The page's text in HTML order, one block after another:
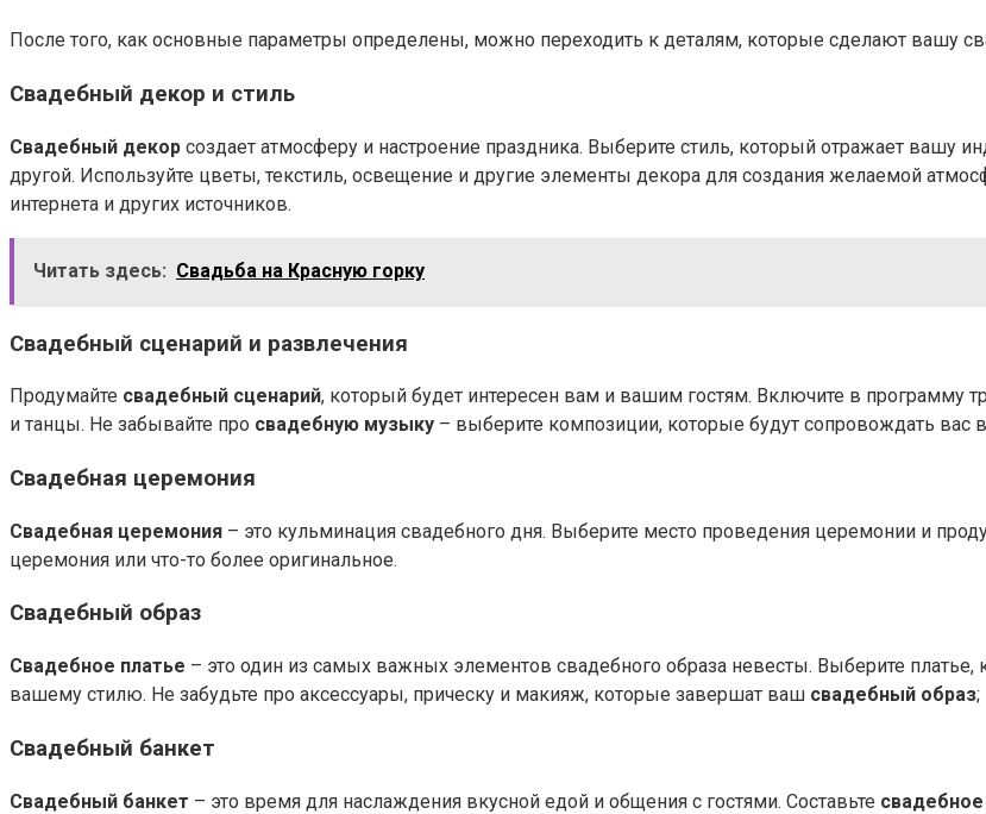
После того, как основные параметры определены, можно переходить к деталям, которые сделают вашу
Свадебный декор и стиль
Свадебный декор создает атмосферу и настроение праздника. Выберите стиль, который отражает вашу
другой. Используйте цветы, текстиль, освещение и другие элементы декора для создания желаемой
интернета и других источников.
Читать здесь: Свадьба на Красную горку
Свадебный сценарий и развлечения
Продумайте свадебный сценарий, который будет интересен вам и вашим гостям. Включите в программу
и танцы. Не забывайте про свадебную музыку – выберите композиции, которые будут сопровождать вас
Свадебная церемония
Свадебная церемония – это кульминация свадебного дня. Выберите место проведения церемонии и
церемония или что-то более оригинальное.
Свадебный образ
Свадебное платье – это один из самых важных элементов свадебного образа невесты. Выберите платье,
вашему стилю. Не забудьте про аксессуары, прическу и макияж, которые завершат ваш свадебный образ;
Свадебный банкет
Свадебный банкет – это время для наслаждения вкусной едой и общения с гостями. Составьте